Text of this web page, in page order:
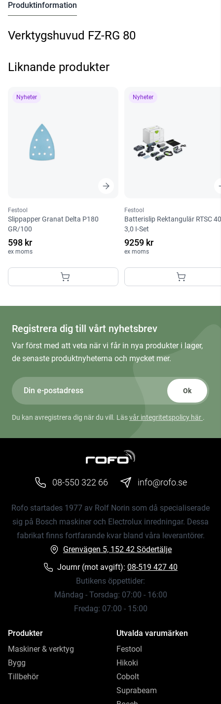
Produktinformation
Verktygshuvud FZ-RG 80
Liknande produkter
Nyheter
Festool
Slippapper Granat Delta P180
GR/100
598 kr
ex moms
Nyheter
Festool
Batterislip Rektangulär RTSC
3,0 I-Set
9259 kr
ex moms
Registrera dig till vårt nyhetsbrev
Var först med att veta när vi får in nya produkter i lager,
de senaste produktnyheterna och mycket mer.
Ok
Du kan avregistrera dig när du vill. Läsvår integritetspolicy här .
08-550 322 66 info@rofo.se
Rofo startades 1977 av Rolf Norin som då specialiserade
sig på Bosch maskiner och Electrolux inredningar. Dessa
fabrikat finns fortfarande kvar bland våra leverantörer.
Grenvägen 5, 152 42 Södertälje
Journr (mot avgift): 08-519 427 40
Butikens öppettider:
Måndag - Torsdag: 07:00 - 16:00
Fredag: 07:00 - 15:00
Produkter
Maskiner & verktyg
Bygg
Tillbehör
Utvalda varumärken
Festool
Hikoki
Cobolt
Suprabeam